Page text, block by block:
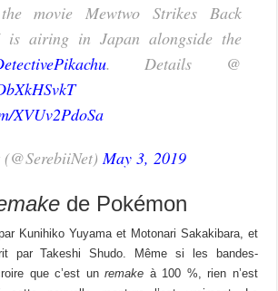
movie Mewtwo Strikes Back
is airing in Japan alongside the
. Details @
XVUv2PdoSa
May 3, 2019
de Pokémon
Kunihiko Yuyama et Motonari Sakakibara, et
par Takeshi Shudo. Même si les bandes-
que c’est unremake à 100 %, rien n’est